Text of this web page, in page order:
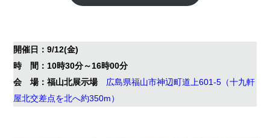
開催日：9/12(金)
時 間：10時30分～16時00分
会 場：福山北展示場
広島県福山市神辺町道上601-5（十九軒
屋北交差点を北へ約350m）